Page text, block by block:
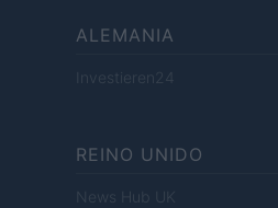
ALEMANIA
Investieren24
REINO UNIDO
News Hub UK